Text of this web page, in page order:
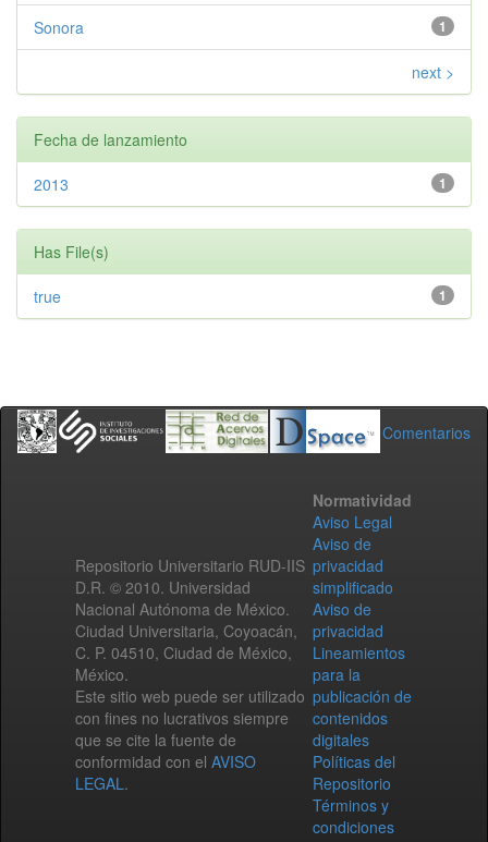
1
Sonora
next >
Fecha de lanzamiento
1
2013
Has File(s)
1
true
Comentarios
Repositorio Universitario RUD-IIS
D.R. © 2010. Universidad
Nacional Autónoma de México.
Ciudad Universitaria, Coyoacán,
C. P. 04510, Ciudad de México,
México.
Este sitio web puede ser utilizado
con fines no lucrativos siempre
que se cite la fuente de
conformidad con el AVISO
LEGAL.
Normatividad
Aviso Legal
Aviso de
privacidad
simplificado
Aviso de
privacidad
Lineamientos
para la
publicación de
contenidos
digitales
Políticas del
Repositorio
Términos y
condiciones